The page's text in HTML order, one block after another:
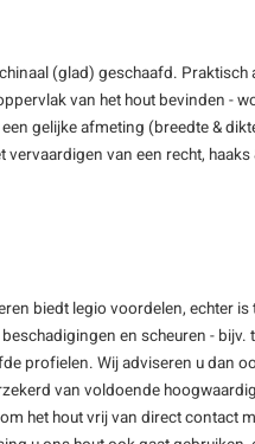
(glad) geschaafd.
van het hout bevinden -
gelijke afmeting (breedte &
vervaardigen van een recht,
biedt legio voordelen, echter
en scheuren -
profielen. Wij adviseren u dan
van voldoende
het hout vrij van direct contact